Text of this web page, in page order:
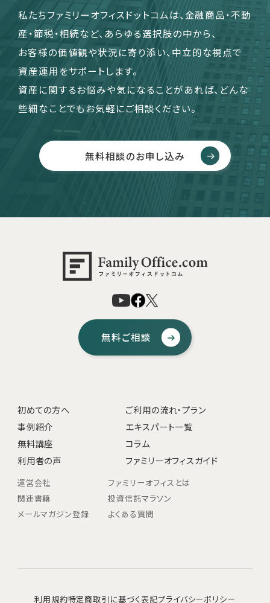
私たちファミリーオフィスドットコムは、金融商品・不動
産・節税・相続など、あらゆる選択肢の中から、
お客様の価値観や状況に寄り添い、中立的な視点で
資産運用をサポートします。
資産に関するお悩みや気になることがあれば、どんな
些細なことでもお気軽にご相談ください。
無料相談のお申し込み
無料ご相談
初めての方へ
ご利用の流れ・プラン
事例紹介
エキスパート一覧
無料講座
コラム
利用者の声
ファミリーオフィスガイド
運営会社
ファミリーオフィスとは
関連書籍
投資信託マラソン
メールマガジン登録
よくある質問
利用規約特定商取引に基づく表記プライバシーポリシー